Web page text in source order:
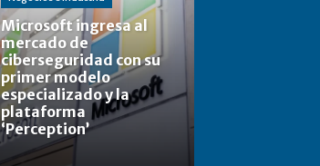
Microsoft ingresa al
mercado de
ciberseguridad con su
primer modelo
especializado y la
plataforma
‘Perception’